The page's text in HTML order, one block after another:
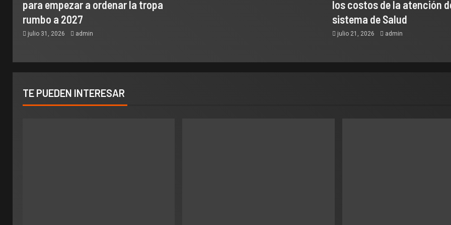
para empezar a ordenar la tropa
rumbo a 2027
julio 31, 2026 admin
los costos de la atención
sistema de Salud
julio 21, 2026 admin
TE PUEDEN INTERESAR